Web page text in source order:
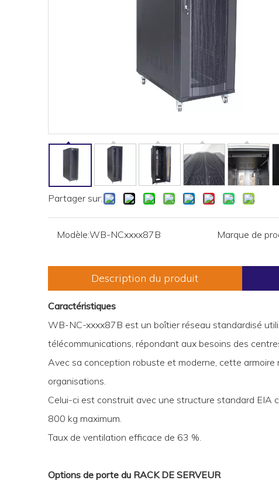
Partager sur:
Modèle:WB-NCxxxx87B Marque de
Description du produit
Caractéristiques
WB-NC-xxxx87B est un boîtier réseau standardisé
télécommunications, répondant aux besoins des
Avec sa conception robuste et moderne, cette
organisations.
Celui-ci est construit avec une structure standard EIA
800 kg maximum.
Taux de ventilation efficace de 63 %.
Options de porte du RACK DE SERVEUR